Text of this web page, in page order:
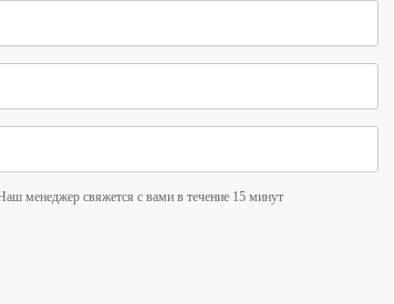
менеджер свяжется с вами в течение 15 минут